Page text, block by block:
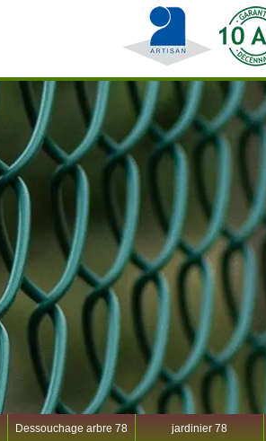
Dessouchage arbre 78 jardinier 78